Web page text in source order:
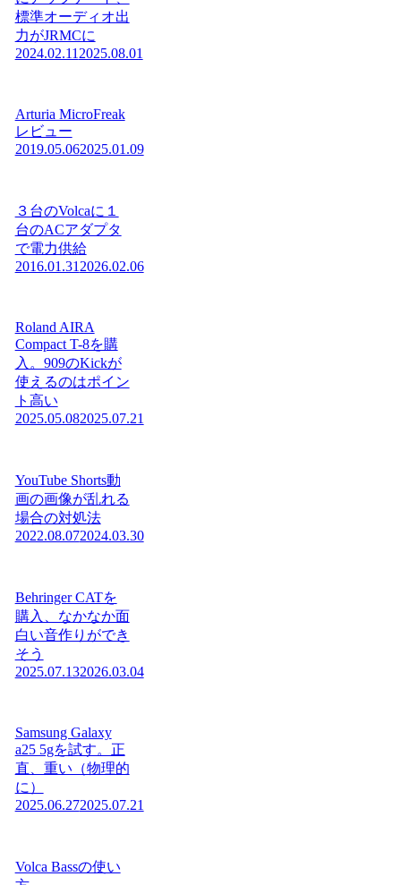
標準オーディオ出
力がJRMCに
2024.02.11 2025.08.01
Arturia MicroFreak
レビュー
2019.05.062025.01.09
３台のVolcaに１
台のACアダプタ
で電力供給
2016.01.31 2026.02.06
Roland AIRA
Compact T-8を購
入。909のKickが
使えるのはポイン
ト高い
2025.05.082025.07.21
YouTube Shorts動
画の画像が乱れる
場合の対処法
2022.08.072024.03.30
Behringer CATを
購入、なかなか面
白い音作りができ
そう
2025.07.132026.03.04
Samsung Galaxy
a25 5gを試す。正
直、重い（物理的
に）
2025.06.272025.07.21
Volca Bassの使い